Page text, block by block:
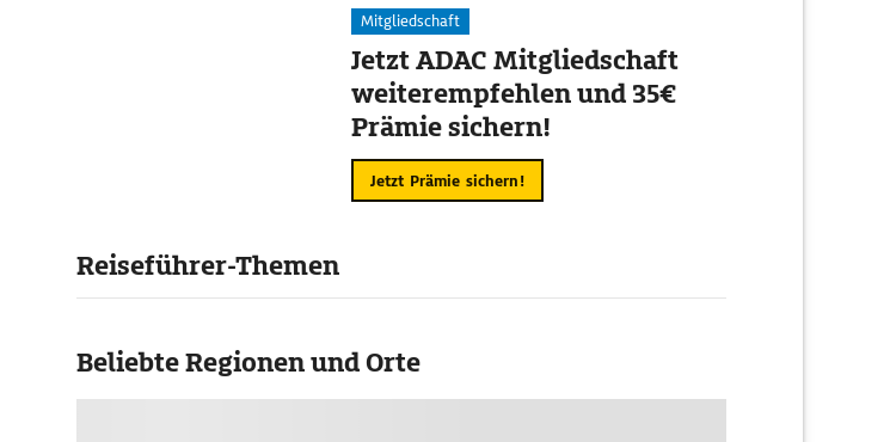
Mitgliedschaft
Jetzt ADAC Mitgliedschaft
weiterempfehlen und 35€
Prämie sichern!
Jetzt Prämie sichern!
Reiseführer-Themen
Beliebte Regionen und Orte